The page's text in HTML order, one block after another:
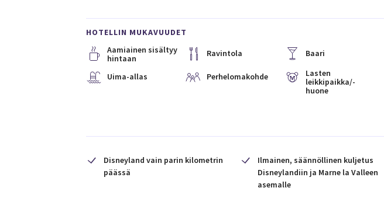
HOTELLIN MUKAVUUDET
Aamiainen sisältyy
hintaan
Ravintola Baari
Uima-allas Perhelomakohde
Lasten
leikkipaikka/-
huone
Disneyland vain parin kilometrin
päässä
Ilmainen, säännöllinen kuljetus
Disneylandiin ja Marne la Valleen
asemalle